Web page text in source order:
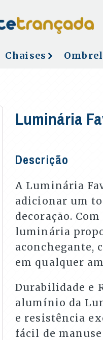
Chaises
Luminária
Descrição
A Luminária
adicionar um
decoração.
luminária
aconchegante,
em qualquer
Durabilidade e
alumínio da
e resistência
fácil de